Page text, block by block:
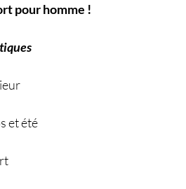
pour homme !
et été